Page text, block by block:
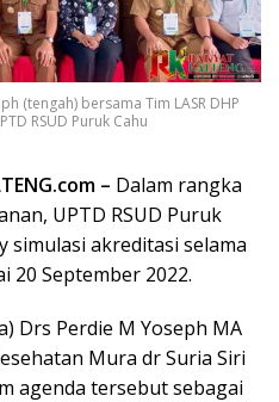
(tengah) bersama Tim LASR DHP
RSUD Puruk Cahu
– Dalam rangka
UPTD RSUD Puruk
simulasi akreditasi selama
20 September 2022.
Drs Perdie M Yoseph MA
Mura dr Suria Siri
agenda tersebut sebagai